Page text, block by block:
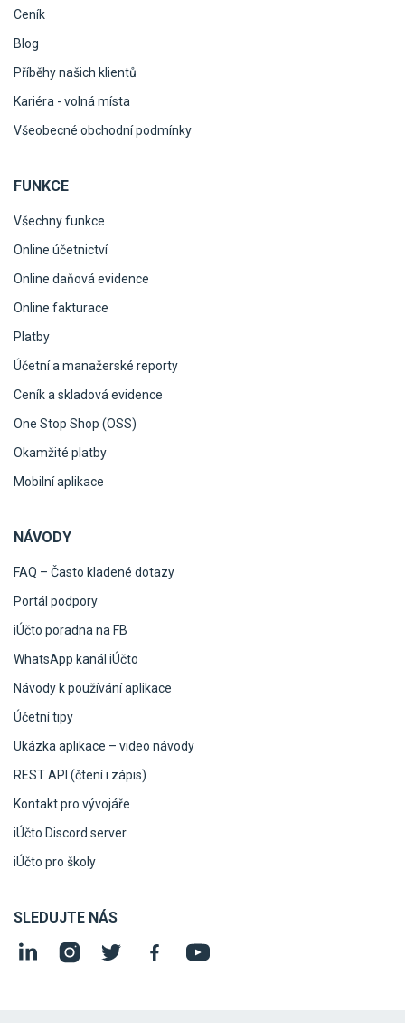
Ceník
Blog
Příběhy našich klientů
Kariéra - volná místa
Všeobecné obchodní podmínky
FUNKCE
Všechny funkce
Online účetnictví
Online daňová evidence
Online fakturace
Platby
Účetní a manažerské reporty
Ceník a skladová evidence
One Stop Shop (OSS)
Okamžité platby
Mobilní aplikace
NÁVODY
FAQ – Často kladené dotazy
Portál podpory
iÚčto poradna na FB
WhatsApp kanál iÚčto
Návody k používání aplikace
Účetní tipy
Ukázka aplikace – video návody
REST API (čtení i zápis)
Kontakt pro vývojáře
iÚčto Discord server
iÚčto pro školy
SLEDUJTE NÁS